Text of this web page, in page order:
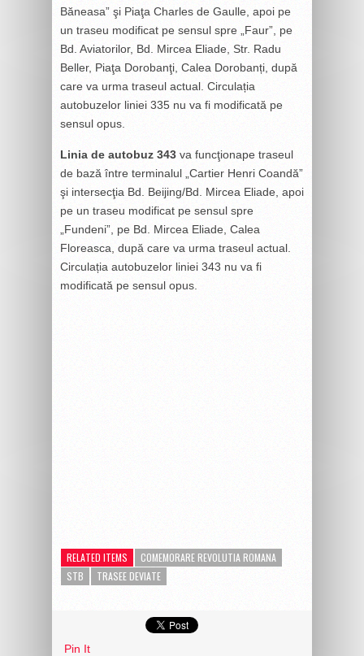
Băneasa” şi Piaţa Charles de Gaulle, apoi pe
un traseu modificat pe sensul spre „Faur”, pe
Bd. Aviatorilor, Bd. Mircea Eliade, Str. Radu
Beller, Piaţa Dorobanţi, Calea Dorobanți, după
care va urma traseul actual. Circulația
autobuzelor liniei 335 nu va fi modificată pe
sensul opus.
Linia de autobuz 343 va funcţionape traseul
de bază între terminalul „Cartier Henri Coandă”
şi intersecţia Bd. Beijing/Bd. Mircea Eliade, apoi
pe un traseu modificat pe sensul spre
„Fundeni”, pe Bd. Mircea Eliade, Calea
Floreasca, după care va urma traseul actual.
Circulația autobuzelor liniei 343 nu va fi
modificată pe sensul opus.
RELATED ITEMS
COMEMORARE REVOLUTIA ROMANA
STB
TRASEE DEVIATE
Pin It